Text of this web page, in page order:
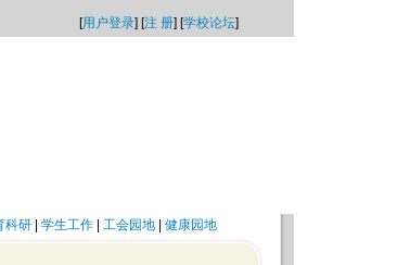
[用户登录] [注 册] [学校论坛]
科研| 学生工作| 工会园地| 健康园地